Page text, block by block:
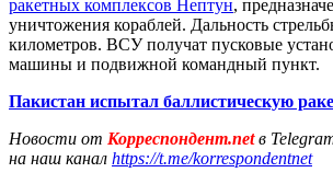
ракетных комплексов Нептун,
уничтожения кораблей. Дальность
километров. ВСУ получат пусковые
машины и подвижной командный пункт.
Пакистан испытал баллистическую
Новости от Корреспондент.netв
на наш канал https://t.me/korrespondentnet